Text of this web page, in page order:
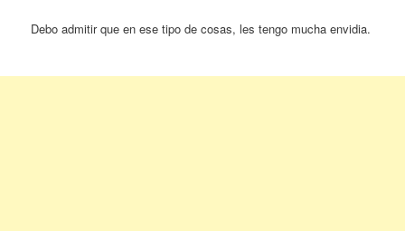
Debo admitir que en ese tipo de cosas, les tengo mucha envidia.